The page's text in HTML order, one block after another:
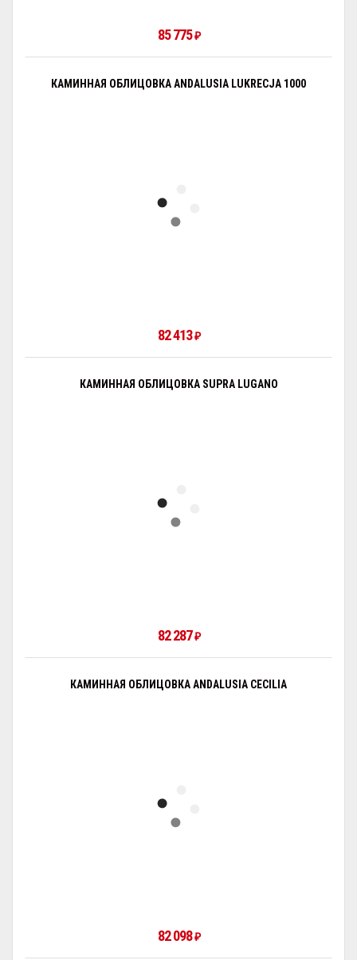
85 775₽
КАМИННАЯ ОБЛИЦОВКА ANDALUSIA LUKRECJA 1000
82 413₽
КАМИННАЯ ОБЛИЦОВКА SUPRA LUGANO
82 287₽
КАМИННАЯ ОБЛИЦОВКА ANDALUSIA CECILIA
82 098₽